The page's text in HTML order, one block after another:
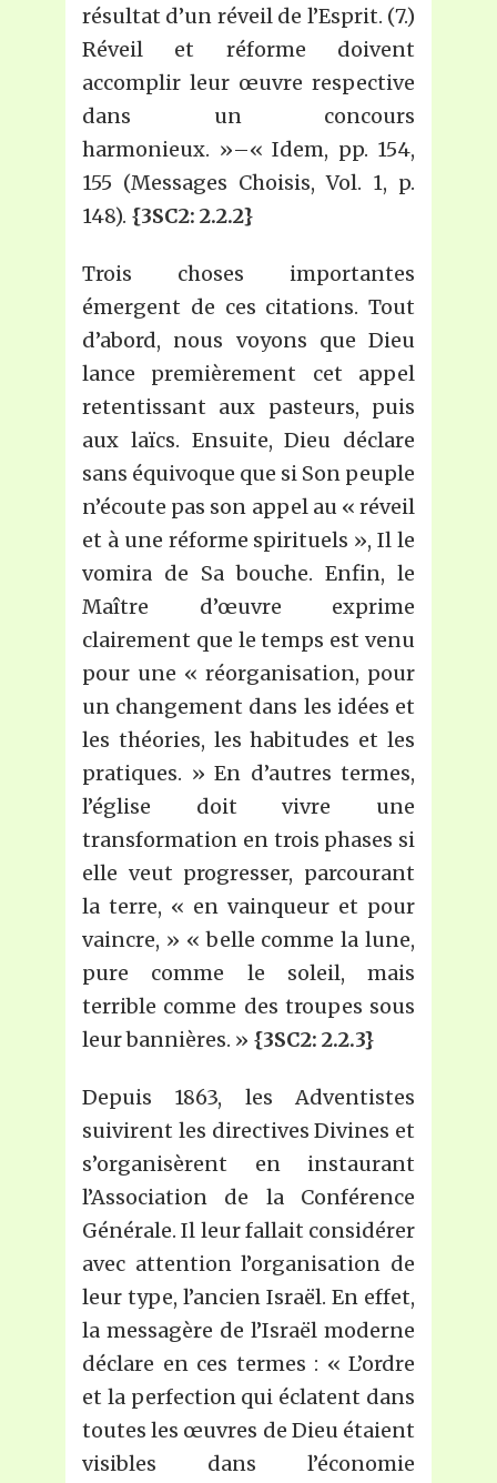
résultat d’un réveil de l’Esprit. (7.)
Réveil et réforme doivent
accomplir leur œuvre respective
dans un concours
harmonieux. »–« Idem, pp. 154,
155 (Messages Choisis, Vol. 1, p.
148). {3SC2: 2.2.2}
Trois choses importantes
émergent de ces citations. Tout
d’abord, nous voyons que Dieu
lance premièrement cet appel
retentissant aux pasteurs, puis
aux laïcs. Ensuite, Dieu déclare
sans équivoque que si Son peuple
n’écoute pas son appel au « réveil
et à une réforme spirituels », Il le
vomira de Sa bouche. Enfin, le
Maître d’œuvre exprime
clairement que le temps est venu
pour une « réorganisation, pour
un changement dans les idées et
les théories, les habitudes et les
pratiques. » En d’autres termes,
l’église doit vivre une
transformation en trois phases si
elle veut progresser, parcourant
la terre, « en vainqueur et pour
vaincre, » « belle comme la lune,
pure comme le soleil, mais
terrible comme des troupes sous
leur bannières. » {3SC2: 2.2.3}
Depuis 1863, les Adventistes
suivirent les directives Divines et
s’organisèrent en instaurant
l’Association de la Conférence
Générale. Il leur fallait considérer
avec attention l’organisation de
leur type, l’ancien Israël. En effet,
la messagère de l’Israël moderne
déclare en ces termes : « L’ordre
et la perfection qui éclatent dans
toutes les œuvres de Dieu étaient
visibles dans l’économie